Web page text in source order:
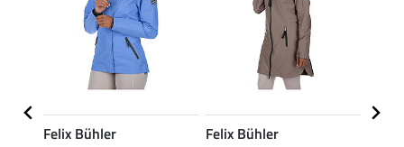
Felix Bühler
Felix Bühler